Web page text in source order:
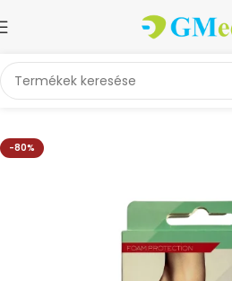
Kezdőlap Akciók
-80%